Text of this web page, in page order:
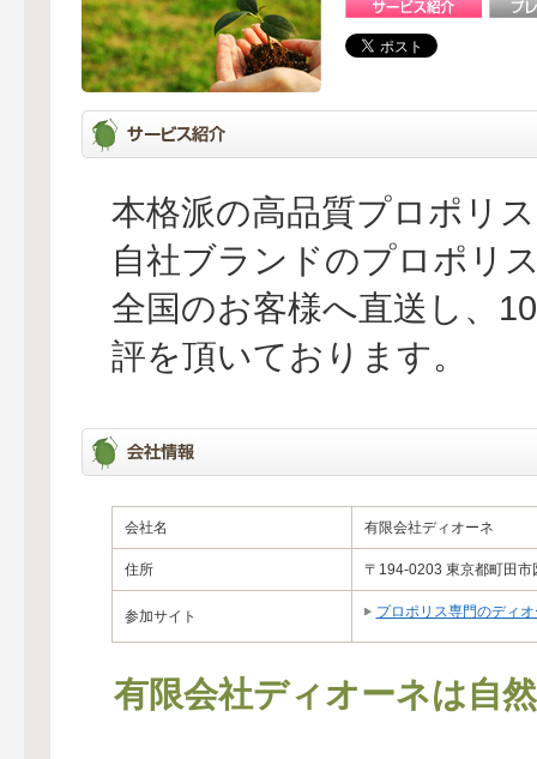
本格派の高品質プロポリ
自社ブランドのプロポリ
全国のお客様へ直送し、
評を頂いております。
会社名 有限会社ディオーネ
住所 〒194-0203 東京都町田市
参加サイト プロポリス専門のディ
有限会社ディオーネは自